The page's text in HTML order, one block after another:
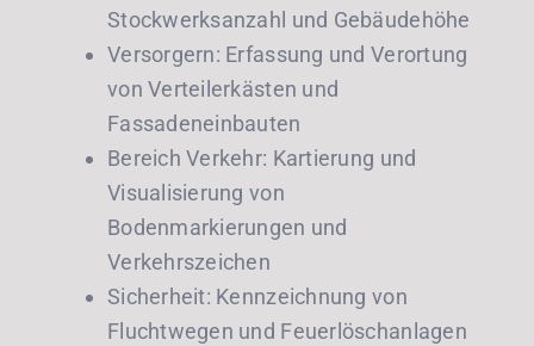
Stockwerksanzahl und Gebäudehöhe
Versorgern: Erfassung und Verortung
von Verteilerkästen und
Fassadeneinbauten
Bereich Verkehr: Kartierung und
Visualisierung von
Bodenmarkierungen und
Verkehrszeichen
Sicherheit: Kennzeichnung von
Fluchtwegen und Feuerlöschanlagen